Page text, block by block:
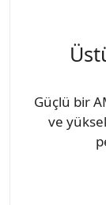
Güçlü bir
ve